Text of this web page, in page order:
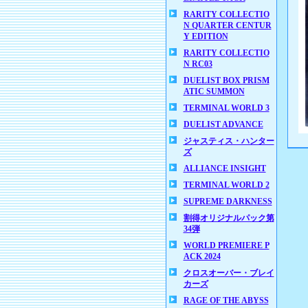
RARITY COLLECTIO
N QUARTER CENTUR
Y EDITION
RARITY COLLECTIO
N RC03
DUELIST BOX PRISM
ATIC SUMMON
TERMINAL WORLD 3
DUELIST ADVANCE
ジャスティス・ハンター
ズ
ALLIANCE INSIGHT
TERMINAL WORLD 2
SUPREME DARKNESS
割得オリジナルパック第
34弾
WORLD PREMIERE P
ACK 2024
クロスオーバー・ブレイ
カーズ
RAGE OF THE ABYSS